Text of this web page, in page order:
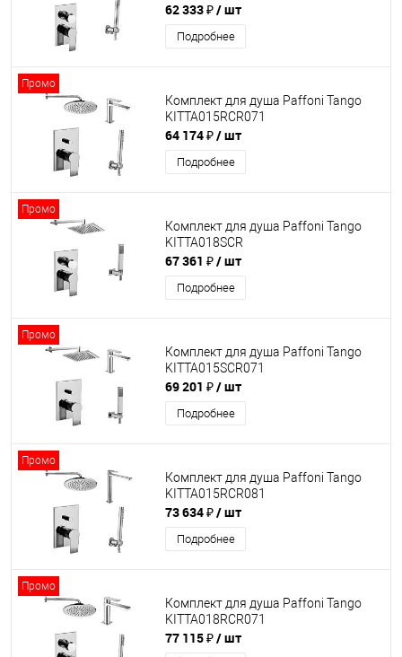
62 333 ₽/ шт
Подробнее
Промо
Комплект для душа Paffoni Tango
KITTA015RCR071
64 174 ₽/ шт
Подробнее
Промо
Комплект для душа Paffoni Tango
KITTA018SCR
67 361 ₽/ шт
Подробнее
Промо
Комплект для душа Paffoni Tango
KITTA015SCR071
69 201 ₽/ шт
Подробнее
Промо
Комплект для душа Paffoni Tango
KITTA015RCR081
73 634 ₽/ шт
Подробнее
Промо
Комплект для душа Paffoni Tango
KITTA018RCR071
77 115 ₽/ шт